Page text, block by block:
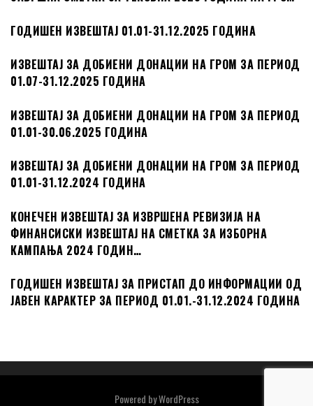
ГОДИШЕН ИЗВЕШТАЈ 01.01-31.12.2025 ГОДИНА
ИЗВЕШТАЈ ЗА ДОБИЕНИ ДОНАЦИИ НА ГРОМ ЗА ПЕРИОД
01.07-31.12.2025 ГОДИНА
ИЗВЕШТАЈ ЗА ДОБИЕНИ ДОНАЦИИ НА ГРОМ ЗА ПЕРИОД
01.01-30.06.2025 ГОДИНА
ИЗВЕШТАЈ ЗА ДОБИЕНИ ДОНАЦИИ НА ГРОМ ЗА ПЕРИОД
01.01-31.12.2024 ГОДИНА
КОНЕЧЕН ИЗВЕШТАЈ ЗА ИЗВРШЕНА РЕВИЗИЈА НА
ФИНАНСИСКИ ИЗВЕШТАЈ НА СМЕТКА ЗА ИЗБОРНА
КАМПАЊА 2024 ГОДИН…
ГОДИШЕН ИЗВЕШТАЈ ЗА ПРИСТАП ДО ИНФОРМАЦИИ ОД
ЈАВЕН КАРАКТЕР ЗА ПЕРИОД 01.01.-31.12.2024 ГОДИНА
Powered byWordPress